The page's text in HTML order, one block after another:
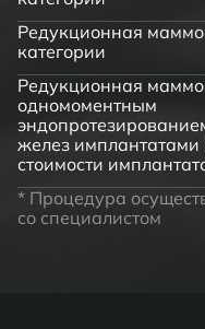
Редукционная
категории
Редукционная
одномоментным
желез имплантатами
стоимости
* Процедура
со специалистом